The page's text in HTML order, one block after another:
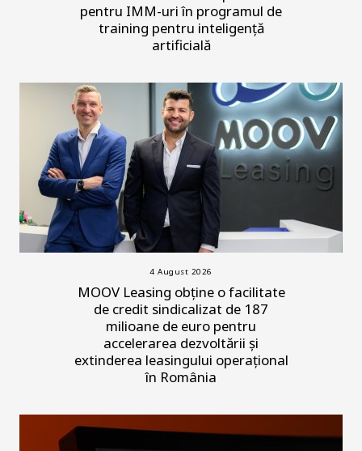
pentru IMM-uri în programul de
training pentru inteligență
artificială
4 August 2026
MOOV Leasing obține o facilitate
de credit sindicalizat de 187
milioane de euro pentru
accelerarea dezvoltării și
extinderea leasingului operațional
în România